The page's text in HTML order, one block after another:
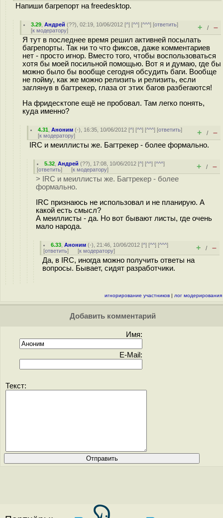
Напиши багрепорт на freedesktop.
3.29 ,Андрей (??), 02:19, 10/06/2012 [^] [^^] [^^^] [ответить]
[к модератору] + / –
Я тут в последнее время решил активней посылать
багрепорты. Так ни то что фиксов, даже комментариев
нет - просто игнор. Вместо того, чтобы воспользоваться
хотя бы моей посильной помощью. Вот я и думаю, где бы
можно было бы вообще сегодня обсудить баги. Вообще
не пойму, как же можно релизить и релизить, если
заглянув в багтрекер, глаза от этих багов разбегаются!
На фридесктопе ещё не пробовал. Там легко понять,
куда именно?
4.31 ,Аноним (-), 16:35, 10/06/2012 [^] [^^] [^^^] [ответить]
[к модератору] + / –
IRC и меиллисты же. Багтрекер - более формально.
5.32 ,Андрей (??), 17:08, 10/06/2012 [^] [^^] [^^^]
[ответить] [к модератору] + / –
> IRC и меиллисты же. Багтрекер - более
формально.
IRC признаюсь не использовал и не планирую. А
какой есть смысл?
А меиллисты - да. Но вот бывают листы, где очень
мало народа.
6.33 ,Аноним (-), 21:46, 10/06/2012 [^] [^^] [^^^]
[ответить] [к модератору] + / –
Да, в IRC, иногда можно получить ответы на
вопросы. Бывает, сидят разработчики.
игнорирование участников | лог модерирования
Добавить комментарий
Имя:
E-Mail:
Текст: